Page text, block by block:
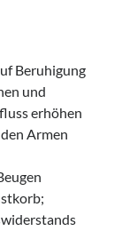
Beruhigung
und
erhöhen
Armen